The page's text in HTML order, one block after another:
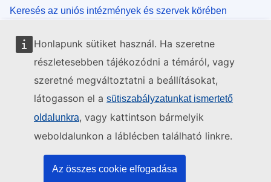
Honlapunk sütiket használ. Ha szeretne
részletesebben tájékozódni a témáról, vagy
szeretné megváltoztatni a beállításokat,
látogasson el a sütiszabályzatunkat ismertető
oldalunkra, vagy kattintson bármelyik
weboldalunkon a láblécben található linkre.
Az összes cookie elfogadása
Keresés az uniós intézmények és szervek körében